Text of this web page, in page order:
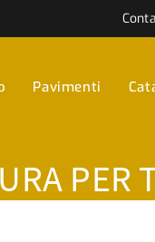
Pavimenti
PER